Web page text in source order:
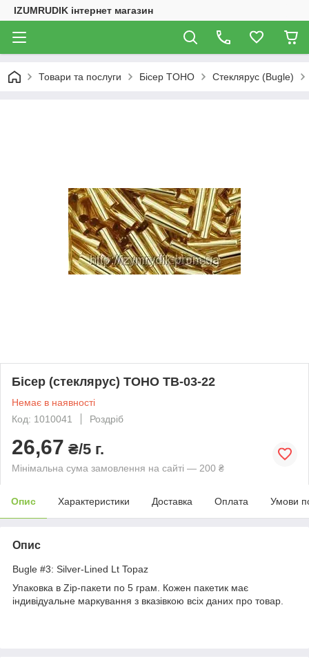
IZUMRUDIK інтернет магазин
Товари та послуги Бісер TOHO Стеклярус (Bugle)
Бісер (стеклярус) TOHO TB-03-22
Немає в наявності
Код: 1010041
Роздріб
26,67 ₴/5 г.
Мінімальна сума замовлення на сайті — 200 ₴
Опис Характеристики Доставка Оплата Умови
Опис
Bugle #3: Silver-Lined Lt Topaz
Упаковка в Zip-пакети по 5 грам. Кожен пакетик має
індивідуальне маркування з вказівкою всіх даних про товар.